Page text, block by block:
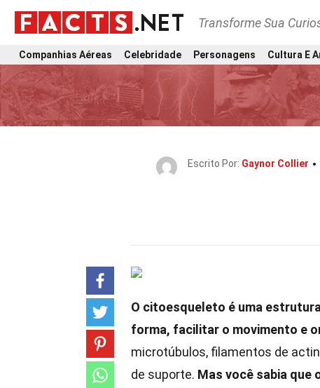
Transforme Sua
Companhias Aéreas Celebridade Personagens Cultura E
Escrito Por: Gaynor Collier
O citoesqueleto é uma
forma, facilitar o movimento e
microtúbulos, filamentos de
de suporte. Mas você sabia que